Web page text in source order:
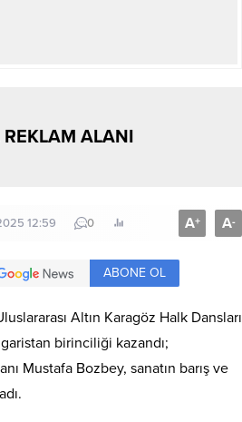
REKLAM ALANI
12:59 0 A+ A-
ABONE OL
Altın Karagöz Halk Dansları
birinciliği kazandı;
Mustafa Bozbey, sanatın barış ve